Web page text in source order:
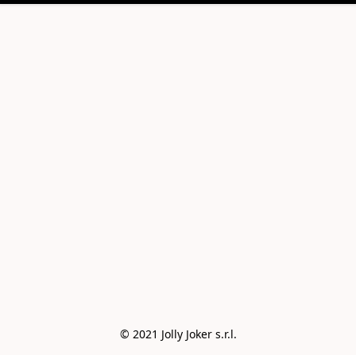
© 2021 Jolly Joker s.r.l.